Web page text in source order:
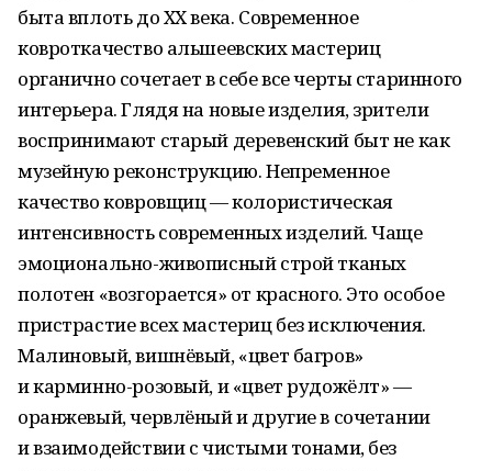
быта вплоть до XX века. Современное
ковроткачество альшеевских мастериц
органично сочетает в себе все черты старинного
интерьера. Глядя на новые изделия, зрители
воспринимают старый деревенский быт не как
музейную реконструкцию. Непременное
качество ковровщиц — колористическая
интенсивность современных изделий. Чаще
эмоционально-живописный строй тканых
полотен «возгорается» от красного. Это особое
пристрастие всех мастериц без исключения.
Малиновый, вишнёвый, «цвет багров»
и карминно-розовый, и «цвет рудожёлт» —
оранжевый, червлёный и другие в сочетании
и взаимодействии с чистыми тонами, без